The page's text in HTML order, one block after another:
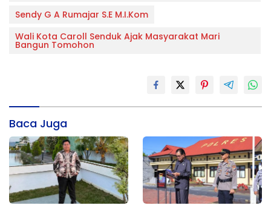
Sendy G A Rumajar S.E M.I.Kom
Wali Kota Caroll Senduk Ajak Masyarakat Mari
Bangun Tomohon
Baca Juga